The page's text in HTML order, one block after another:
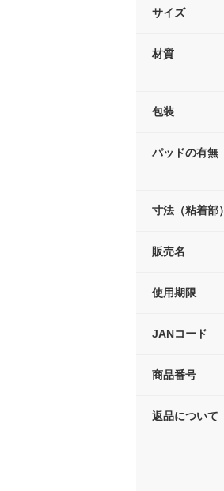
サイズ
材質
包装
パッドの有無
寸法（粘着部）
販売名
使用期限
JANコード
商品番号
返品について